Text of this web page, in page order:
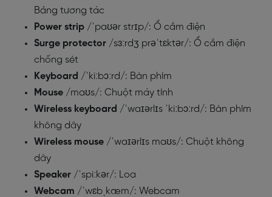
Bảng tương tác
Power strip /ˈpaʊər strɪp/: Ổ cắm điện
Surge protector /sɜːrdʒ prəˈtɛktər/: Ổ cắm điện
chống sét
Keyboard /ˈkiːbɔːrd/: Bàn phím
Mouse /maʊs/: Chuột máy tính
Wireless keyboard /ˈwaɪərlɪs ˈkiːbɔːrd/: Bàn phím
không dây
Wireless mouse /ˈwaɪərlɪs maʊs/: Chuột không
dây
Speaker /ˈspiːkər/: Loa
Webcam /ˈwɛbˌkæm/: Webcam